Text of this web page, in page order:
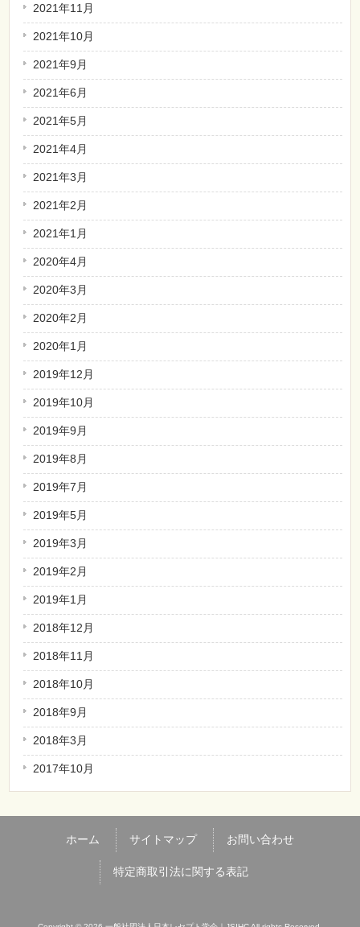
2021年11月
2021年10月
2021年9月
2021年6月
2021年5月
2021年4月
2021年3月
2021年2月
2021年1月
2020年4月
2020年3月
2020年2月
2020年1月
2019年12月
2019年10月
2019年9月
2019年8月
2019年7月
2019年5月
2019年3月
2019年2月
2019年1月
2018年12月
2018年11月
2018年10月
2018年9月
2018年3月
2017年10月
ホーム サイトマップ お問い合わせ
特定商取引法に関する表記